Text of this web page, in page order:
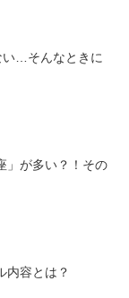
い…そんなときに
」が多い？！その
内容とは？